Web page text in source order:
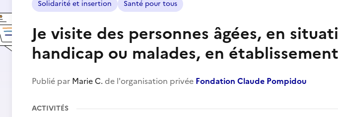
Solidarité et insertion Santé pour tous
Je visite des personnes âgées, en
handicap ou malades, en
Publié par Marie C. de l'organisation privée Fondation Claude Pompidou
ACTIVITÉS